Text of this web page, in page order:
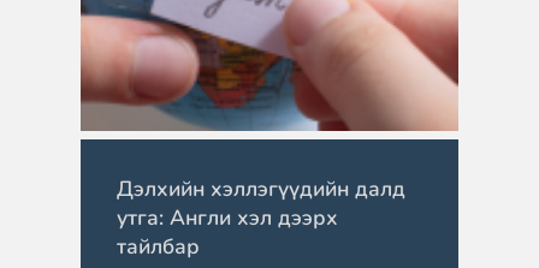
Дэлхийн хэллэгүүдийн далд
утга: Англи хэл дээрх
тайлбар